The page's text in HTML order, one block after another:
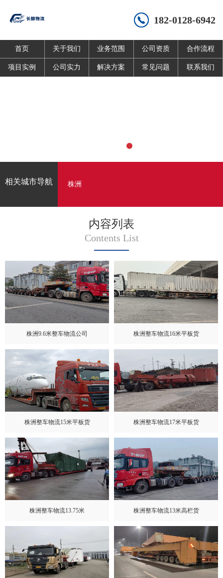
182-0128-6942
首页 关于我们 业务范围 公司资质 合作流程
项目实例 公司实力 解决方案 常见问题 联系我们
相关城市导航 株洲
内容列表
Contents List
株洲9.6米整车物流公司 株洲整车物流16米平板货
株洲整车物流15米平板货 株洲整车物流17米平板货
株洲整车物流13.75米 株洲整车物流13米高栏货